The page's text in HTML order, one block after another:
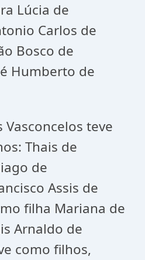
Lúcia de
Carlos de
Bosco de
Humberto de
teve
Thais de
de
Assis de
filha Mariana de
Arnaldo de
como filhos,